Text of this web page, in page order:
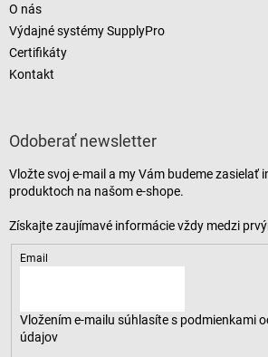
O nás
Výdajné systémy SupplyPro
Certifikáty
Kontakt
Odoberať newsletter
Vložte svoj e-mail a my Vám budeme zasielať
produktoch na našom e-shope.
Email
Vložením e-mailu súhlasíte s podmienkami
údajov